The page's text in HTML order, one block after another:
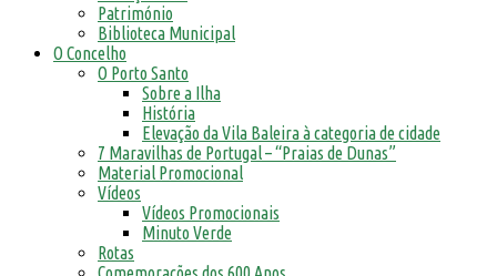
Património
Biblioteca Municipal
O Concelho
O Porto Santo
Sobre a Ilha
História
Elevação da Vila Baleira à categoria de cidade
7 Maravilhas de Portugal – “Praias de Dunas”
Material Promocional
Vídeos
Vídeos Promocionais
Minuto Verde
Rotas